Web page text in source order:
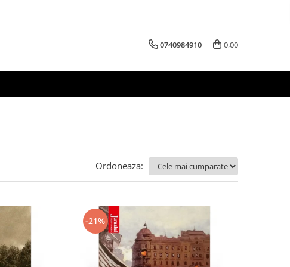
0740984910 0,00
Ordoneaza:
-21%